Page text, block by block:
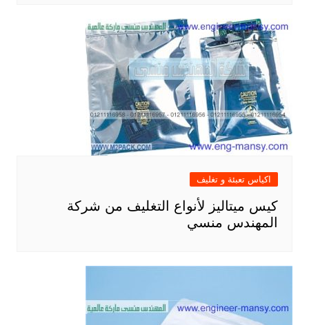
اكياس تعبئة و تغليف
كيس ميتاليز لأنواع التغليف من شركة
المهندس منسي